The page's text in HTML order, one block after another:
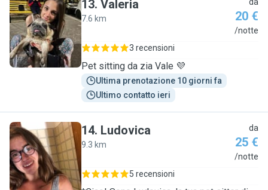
V
13. Valeria
7.6 km 20 €
/notte
3 recensioni
Pet sitting da zia Vale 💜
Ultima prenotazione 10 giorni fa
Ultimo contatto ieri
L
14. Ludovica
9.3 km
da
25 €
/notte
5 recensioni